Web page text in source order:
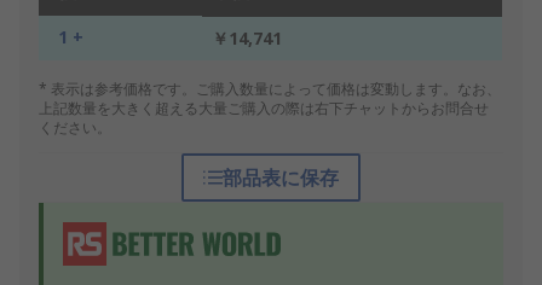
1 + ￥14,741
* 表示は参考価格です。ご購入数量によって価格は変動します。なお、
上記数量を大きく超える大量ご購入の際は右下チャットからお問合せ
ください。
部品表に保存